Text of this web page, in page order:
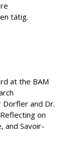
tätig.
at the BAM
Dorfler and Dr.
on
and Savoir-